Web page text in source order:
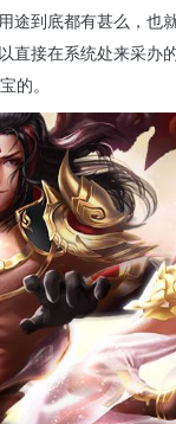
途到底都有甚么，也
直接在系统处来采
的。